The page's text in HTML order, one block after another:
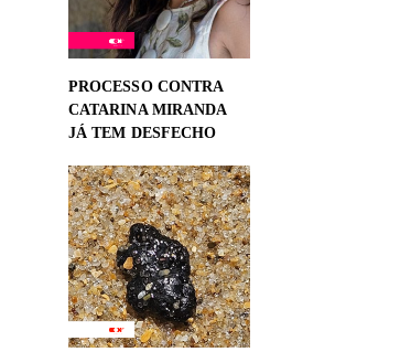
PROCESSO CONTRA
CATARINA MIRANDA
JÁ TEM DESFECHO